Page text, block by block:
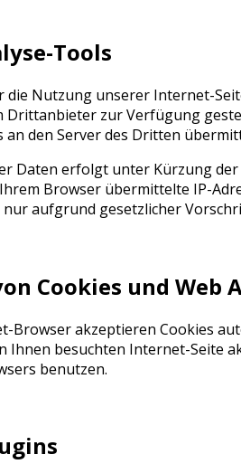
Tools
die Nutzung unserer Internet-
Drittanbieter zur Verfügung
an den Server des Dritten
Daten erfolgt unter Kürzung der
Browser übermittelte IP-
aufgrund gesetzlicher
Cookies und Web
Browser akzeptieren Cookies
Ihnen besuchten Internet-Seite
benutzen.